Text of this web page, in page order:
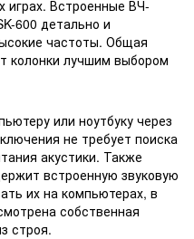
играх. Встроенные ВЧ-
600 детально и
частоты. Общая
колонки лучшим выбором
или ноутбуку через
не требует поиска
акустики. Также
встроенную звуковую
их на компьютерах, в
собственная
строя.